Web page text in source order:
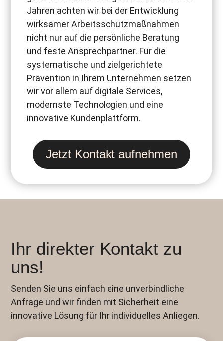
Jahren achten wir bei der Entwicklung
wirksamer Arbeitsschutzmaßnahmen
nicht nur auf die persönliche Beratung
und feste Ansprechpartner. Für die
systematische und zielgerichtete
Prävention in Ihrem Unternehmen setzen
wir vor allem auf digitale Services,
modernste Technologien und eine
innovative Kundenplattform.
Jetzt Kontakt aufnehmen
Ihr direkter Kontakt zu
uns!
Senden Sie uns einfach eine unverbindliche
Anfrage und wir finden mit Sicherheit eine
innovative Lösung für Ihr individuelles Anliegen.